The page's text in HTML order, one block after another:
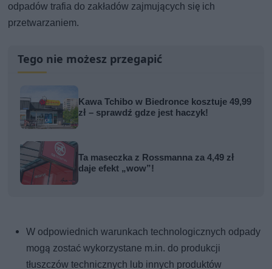
odpadów trafia do zakładów zajmujących się ich
przetwarzaniem.
Tego nie możesz przegapić
Kawa Tchibo w Biedronce kosztuje 49,99
zł – sprawdź gdze jest haczyk!
Ta maseczka z Rossmanna za 4,49 zł
daje efekt „wow”!
W odpowiednich warunkach technologicznych odpady
mogą zostać wykorzystane m.in. do produkcji
tłuszczów technicznych lub innych produktów